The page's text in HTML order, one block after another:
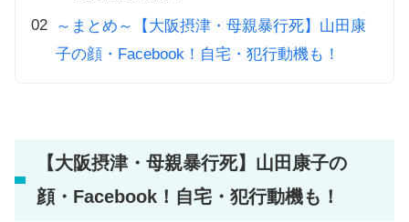
～まとめ～【大阪摂津・母親暴行死】山田康
子の顔・Facebook！自宅・犯行動機も！
【大阪摂津・母親暴行死】山田康子の
顔・Facebook！自宅・犯行動機も！